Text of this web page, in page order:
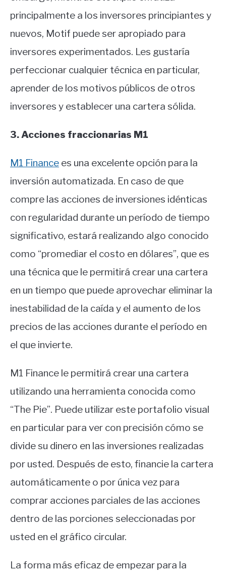
principalmente a los inversores principiantes y
nuevos, Motif puede ser apropiado para
inversores experimentados. Les gustaría
perfeccionar cualquier técnica en particular,
aprender de los motivos públicos de otros
inversores y establecer una cartera sólida.
3. Acciones fraccionarias M1
M1 Finance es una excelente opción para la
inversión automatizada. En caso de que
compre las acciones de inversiones idénticas
con regularidad durante un período de tiempo
significativo, estará realizando algo conocido
como “promediar el costo en dólares”, que es
una técnica que le permitirá crear una cartera
en un tiempo que puede aprovechar eliminar la
inestabilidad de la caída y el aumento de los
precios de las acciones durante el período en
el que invierte.
M1 Finance le permitirá crear una cartera
utilizando una herramienta conocida como
“The Pie”. Puede utilizar este portafolio visual
en particular para ver con precisión cómo se
divide su dinero en las inversiones realizadas
por usted. Después de esto, financie la cartera
automáticamente o por única vez para
comprar acciones parciales de las acciones
dentro de las porciones seleccionadas por
usted en el gráfico circular.
La forma más eficaz de empezar para la